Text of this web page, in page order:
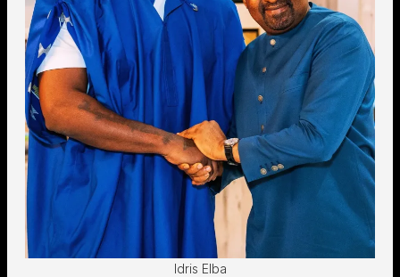
Idris Elba